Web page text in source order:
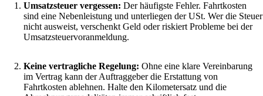
Umsatzsteuer vergessen: Der häufigste Fehler. Fahrtkosten
sind eine Nebenleistung und unterliegen der USt. Wer die Steuer
nicht ausweist, verschenkt Geld oder riskiert Probleme bei der
Umsatzsteuervoranmeldung.
Keine vertragliche Regelung: Ohne eine klare Vereinbarung
im Vertrag kann der Auftraggeber die Erstattung von
Fahrtkosten ablehnen. Halte den Kilometersatz und die